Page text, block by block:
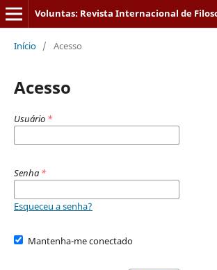
Voluntas: Revista Internacional de
Início / Acesso
Acesso
Usuário *
Senha *
Esqueceu a senha?
Mantenha-me conectado